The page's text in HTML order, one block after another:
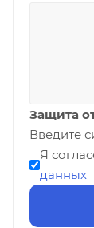
Защита
Введите
Я
данных